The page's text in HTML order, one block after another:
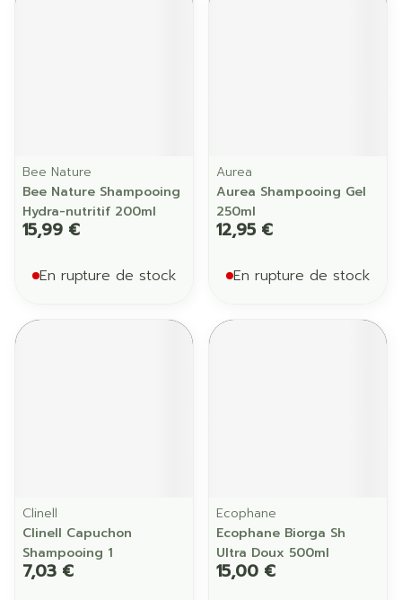
Bee Nature
Bee Nature Shampooing
Hydra-nutritif 200ml
15,99 €
En rupture de stock
Aurea
Aurea Shampooing Gel
250ml
12,95 €
En rupture de stock
Clinell
Clinell Capuchon
Shampooing 1
7,03 €
Ecophane
Ecophane Biorga Sh
Ultra Doux 500ml
15,00 €